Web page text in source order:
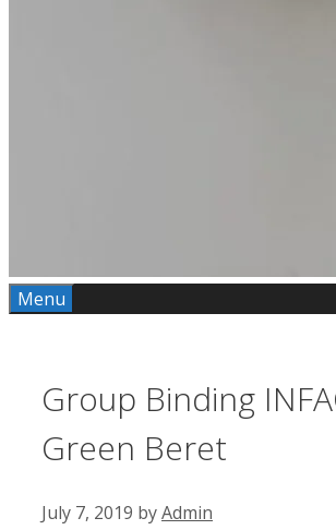
Menu
Group Binding
Green Beret
July 7, 2019 byAdmin